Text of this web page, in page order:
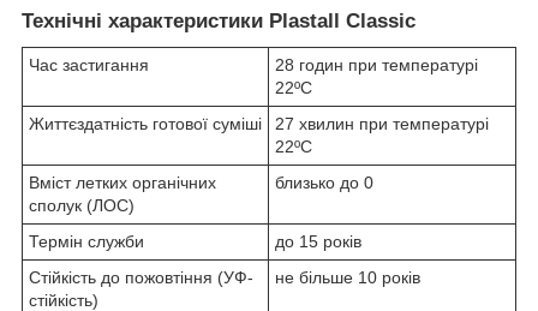
Технічні характеристики Plastall Classic
Час застигання
28 годин при температурі
22ºC
Життєздатність готової суміші
27 хвилин при температурі
22ºC
Вміст летких органічних
сполук (ЛОС)
близько до 0
Термін служби
до 15 років
Стійкість до пожовтіння (УФ-
стійкість)
не більше 10 років